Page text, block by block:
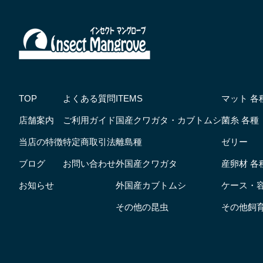
TOP
店舗案内
当店の特徴
ブログ
お知らせ
よくある質問
ご利用ガイド
特定商取引法
お問い合わせ
ITEMS
国産クワガタ・カブトムシ
離島種
外国産クワガタ
外国産カブトムシ
その他の昆虫
マット 各
菌糸 各種
ゼリー
産卵材 各
ケース・
その他飼